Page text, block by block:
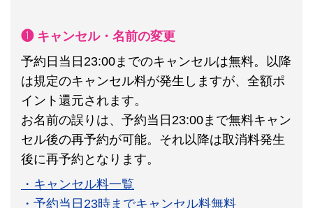
❶ キャンセル・名前の変更
予約日当日23:00までのキャンセルは無料。以降
は規定のキャンセル料が発生しますが、全額ポ
イント還元されます。
お名前の誤りは、予約当日23:00まで無料キャン
セル後の再予約が可能。それ以降は取消料発生
後に再予約となります。
・キャンセル料一覧
・予約当日23時までキャンセル料無料